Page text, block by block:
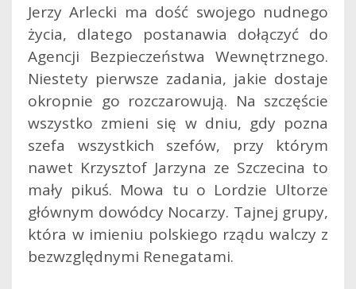
Jerzy Arlecki ma dość swojego nudnego
życia, dlatego postanawia dołączyć do
Agencji Bezpieczeństwa Wewnętrznego.
Niestety pierwsze zadania, jakie dostaje
okropnie go rozczarowują. Na szczęście
wszystko zmieni się w dniu, gdy pozna
szefa wszystkich szefów, przy którym
nawet Krzysztof Jarzyna ze Szczecina to
mały pikuś. Mowa tu o Lordzie Ultorze
głównym dowódcy Nocarzy. Tajnej grupy,
która w imieniu polskiego rządu walczy z
bezwzględnymi Renegatami.